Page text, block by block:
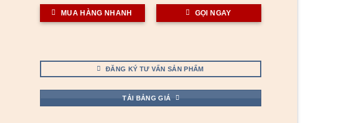
MUA HÀNG NHANH GỌI NGAY
ĐĂNG KÝ TƯ VẤN SẢN PHẨM
TẢI BẢNG GIÁ